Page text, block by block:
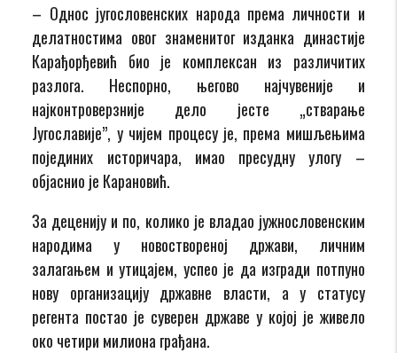
– Однос југословенских народа према личности и
делатностима овог знаменитог изданка династије
Карађорђевић био је комплексан из различитих
разлога. Неспорно, његово најчувеније и
најконтроверзније дело јесте „стварање
Југославије”, у чијем процесу је, према мишљењима
појединих историчара, имао пресудну улогу –
објаснио је Карановић.
За деценију и по, колико је владао јужнословенским
народима у новоствореној држави, личним
залагањем и утицајем, успео је да изгради потпуно
нову организацију државне власти, а у статусу
регента постао је суверен државе у којој је живело
око четири милиона грађана.